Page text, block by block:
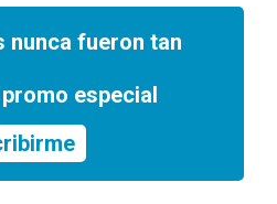
nunca fueron tan
promo especial